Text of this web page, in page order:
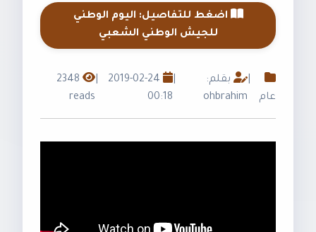
اضغط للتفاصيل: اليوم الوطني
للجيش الوطني الشعبي
عام
بقلم:
ohbrahim
2019-02-24
00:18
|
2348
reads